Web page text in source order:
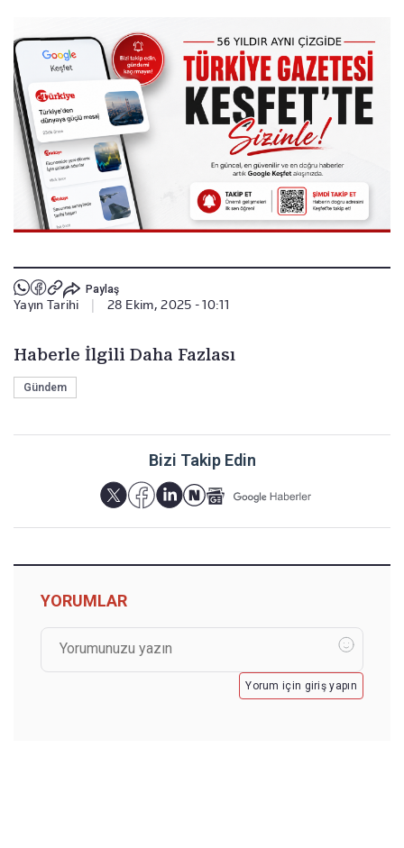
Paylaş
Yayın Tarihi 28 Ekim, 2025 - 10:11
Haberle İlgili Daha Fazlası
Gündem
Bizi Takip Edin
YORUMLAR
Yorum için giriş yapın